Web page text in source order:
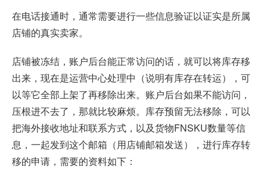
在电话接通时，通常需要进行一些信息验证以证实是所属
店铺的真实卖家。
店铺被冻结，账户后台能正常访问的话，就可以将库存移
出来，现在是运营中心处理中（说明有库存在转运），可
以等它全部上架了再移除出来。账户后台如果不能访问，
压根进不去了，那就比较麻烦。库存预留无法移除，可以
把海外接收地址和联系方式，以及货物FNSKU数量等信
息，一起发到这个邮箱（用店铺邮箱发送），进行库存转
移的申请，需要的资料如下：